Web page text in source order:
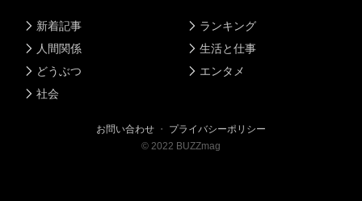
新着記事
人間関係
どうぶつ
社会
ランキング
生活と仕事
エンタメ
お問い合わせ ・ プライバシーポリシー
© 2022 BUZZmag